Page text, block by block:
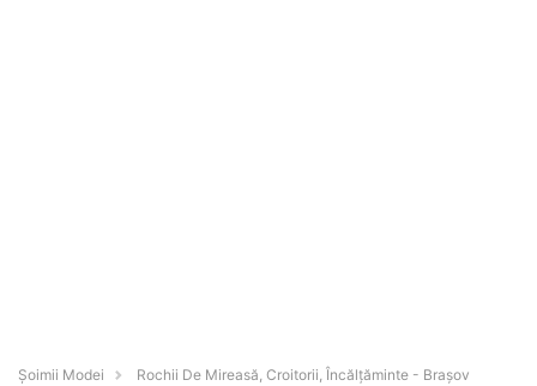
Șoimii Modei
Rochii De Mireasă, Croitorii, Încălțăminte - Braşov